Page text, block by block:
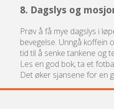
8. Dagslys og
Prøv å få mye dagslys i
bevegelse. Unngå koffein
tid til å senke tankene og
Les en god bok, ta et
Det øker sjansene for en